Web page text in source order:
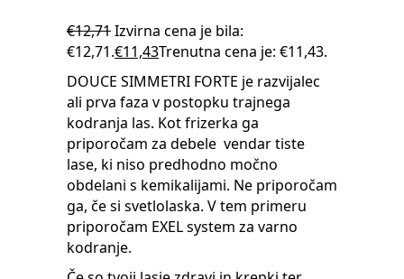
€12,71Izvirna cena je bila:
€12,71.€11,43Trenutna cena je: €11,43.
DOUCE SIMMETRI FORTE je razvijalec
ali prva faza v postopku trajnega
kodranja las. Kot frizerka ga
priporočam za debele vendar tiste
lase, ki niso predhodno močno
obdelani s kemikalijami. Ne priporočam
ga, če si svetlolaska. V tem primeru
priporočam EXEL system za varno
kodranje.